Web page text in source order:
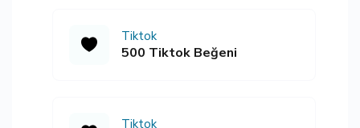
Tiktok
500 Tiktok Beğeni
Tiktok